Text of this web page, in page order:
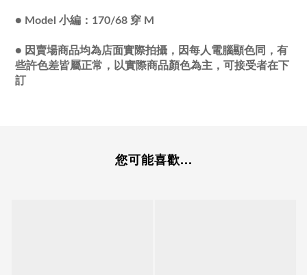
● Model 小編：170/68 穿 M
● 因賣場商品均為店面實際拍攝，因每人電腦顯色同，有
些許色差皆屬正常，以實際商品顏色為主，可接受者在下
訂
您可能喜歡...